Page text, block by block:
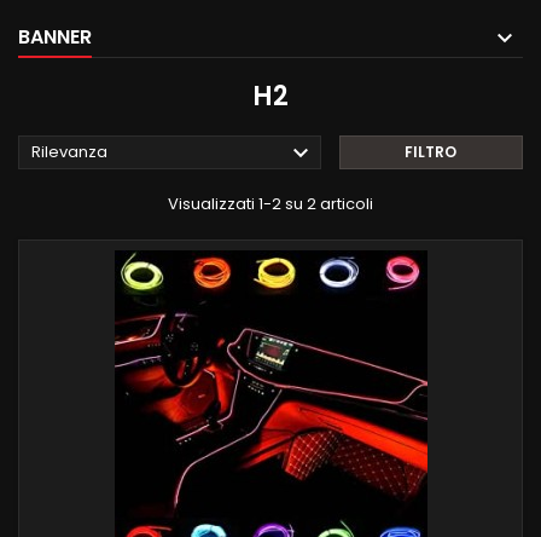
BANNER
H2
Rilevanza  FILTRO
Visualizzati 1-2 su 2 articoli